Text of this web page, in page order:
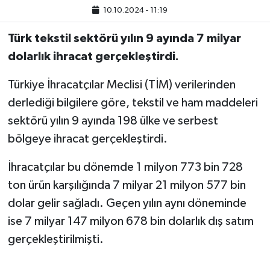
10.10.2024 - 11:19
Türk tekstil sektörü yılın 9 ayında 7 milyar
dolarlık ihracat gerçekleştirdi.
Türkiye İhracatçılar Meclisi (TİM) verilerinden
derlediği bilgilere göre, tekstil ve ham maddeleri
sektörü yılın 9 ayında 198 ülke ve serbest
bölgeye ihracat gerçekleştirdi.
İhracatçılar bu dönemde 1 milyon 773 bin 728
ton ürün karşılığında 7 milyar 21 milyon 577 bin
dolar gelir sağladı. Geçen yılın aynı döneminde
ise 7 milyar 147 milyon 678 bin dolarlık dış satım
gerçekleştirilmişti.
İletişim